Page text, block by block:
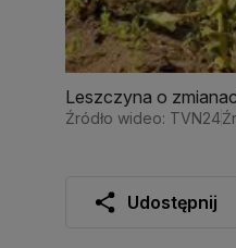
Leszczyna o
Źródło wideo: TVN24
Udostępnij